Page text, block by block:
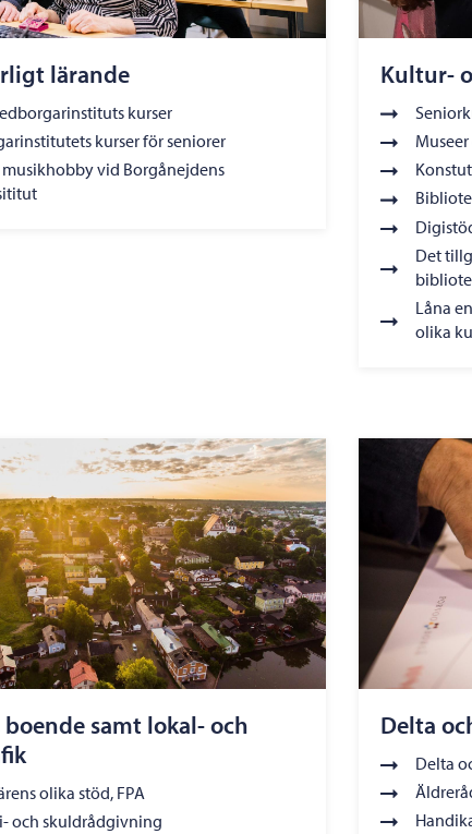
lärande
kurser
kurser för seniorer
vid Borgånejdens
Kultur-
Det
Låna
olika
samt lokal- och
olika stöd, FPA
och skuldrådgivning
Delta
Delta